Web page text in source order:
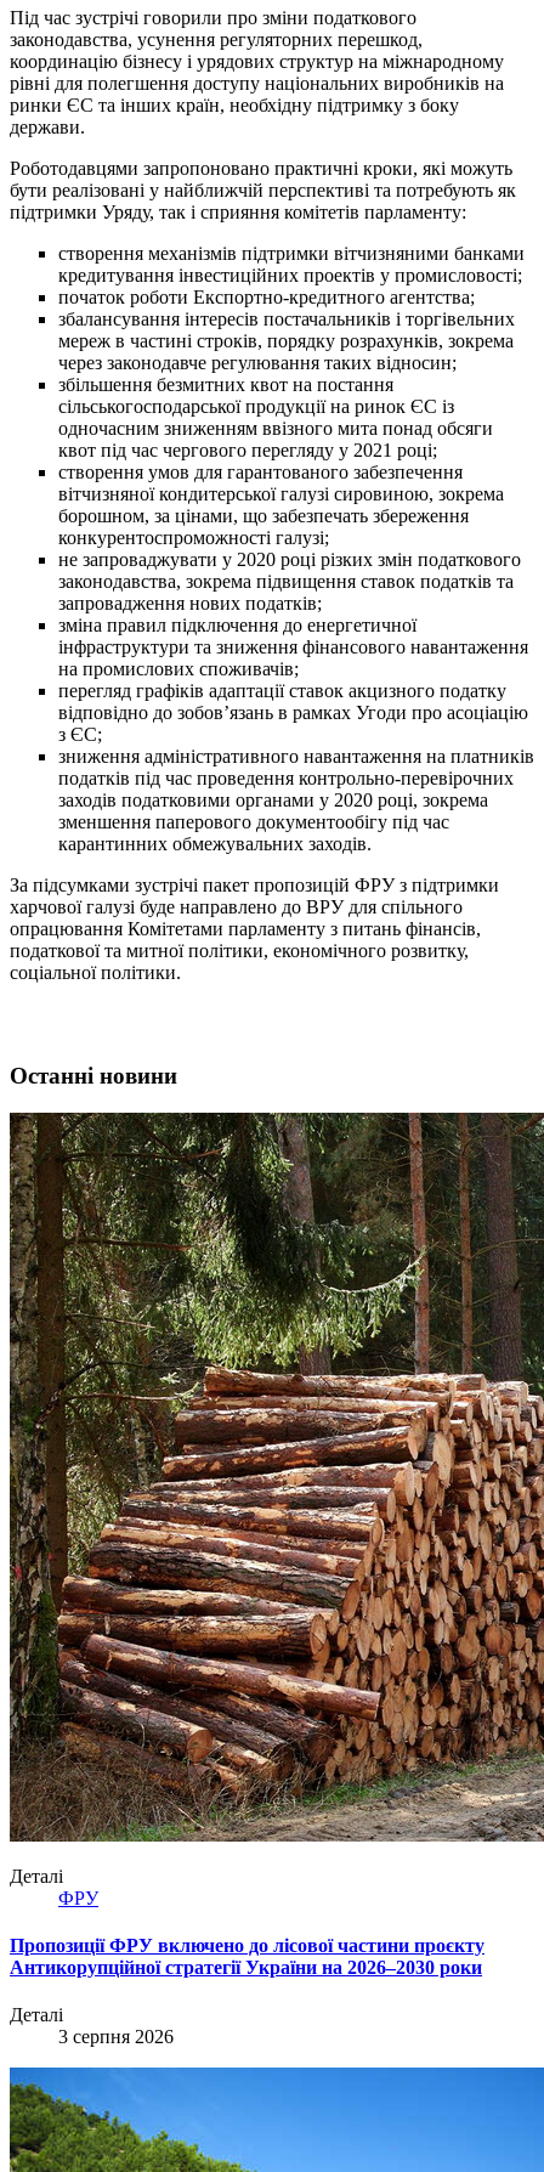
Під час зустрічі говорили про зміни податкового
законодавства, усунення регуляторних перешкод,
координацію бізнесу і урядових структур на міжнародному
рівні для полегшення доступу національних виробників на
ринки ЄС та інших країн, необхідну підтримку з боку
держави.
Роботодавцями запропоновано практичні кроки, які можуть
бути реалізовані у найближчій перспективі та потребують як
підтримки Уряду, так і сприяння комітетів парламенту:
створення механізмів підтримки вітчизняними банками
кредитування інвестиційних проектів у промисловості;
початок роботи Експортно-кредитного агентства;
збалансування інтересів постачальників і торгівельних
мереж в частині строків, порядку розрахунків, зокрема
через законодавче регулювання таких відносин;
збільшення безмитних квот на постання
сільськогосподарської продукції на ринок ЄС із
одночасним зниженням ввізного мита понад обсяги
квот під час чергового перегляду у 2021 році;
створення умов для гарантованого забезпечення
вітчизняної кондитерської галузі сировиною, зокрема
борошном, за цінами, що забезпечать збереження
конкурентоспроможності галузі;
не запроваджувати у 2020 році різких змін податкового
законодавства, зокрема підвищення ставок податків та
запровадження нових податків;
зміна правил підключення до енергетичної
інфраструктури та зниження фінансового навантаження
на промислових споживачів;
перегляд графіків адаптації ставок акцизного податку
відповідно до зобов’язань в рамках Угоди про асоціацію
з ЄС;
зниження адміністративного навантаження на платників
податків під час проведення контрольно-перевірочних
заходів податковими органами у 2020 році, зокрема
зменшення паперового документообігу під час
карантинних обмежувальних заходів.
За підсумками зустрічі пакет пропозицій ФРУ з підтримки
харчової галузі буде направлено до ВРУ для спільного
опрацювання Комітетами парламенту з питань фінансів,
податкової та митної політики, економічного розвитку,
соціальної політики.
Останні новини
Деталі
ФРУ
Пропозиції ФРУ включено до лісової частини проєкту
Антикорупційної стратегії України на 2026–2030 роки
Деталі
3 серпня 2026